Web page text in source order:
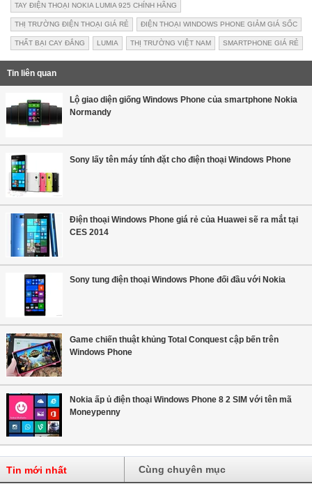
TAY ĐIỆN THOẠI NOKIA LUMIA 925 CHÍNH HÃNG
THỊ TRƯỜNG ĐIỆN THOẠI GIÁ RẺ ĐIỆN THOẠI WINDOWS PHONE GIẢM GIÁ SỐC
THẤT BẠI CAY ĐẮNG LUMIA THỊ TRƯỜNG VIỆT NAM SMARTPHONE GIÁ RẺ
Tin liên quan
Lộ giao diện giống Windows Phone của smartphone Nokia
Normandy
Sony lấy tên máy tính đặt cho điện thoại Windows Phone
Điện thoại Windows Phone giá rẻ của Huawei sẽ ra mắt tại
CES 2014
Sony tung điện thoại Windows Phone đối đầu với Nokia
Game chiến thuật khủng Total Conquest cập bến trên
Windows Phone
Nokia ấp ủ điện thoại Windows Phone 8 2 SIM với tên mã
Moneypenny
Tin mới nhất Cùng chuyên mục